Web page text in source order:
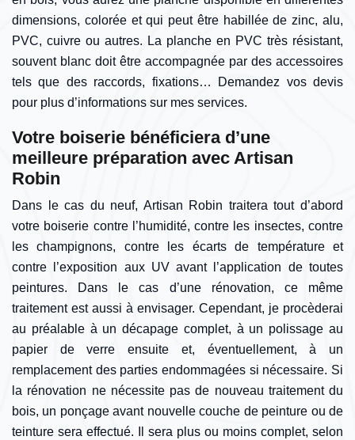
dimensions, colorée et qui peut être habillée de zinc, alu,
PVC, cuivre ou autres. La planche en PVC très résistant,
souvent blanc doit être accompagnée par des accessoires
tels que des raccords, fixations… Demandez vos devis
pour plus d’informations sur mes services.
Votre boiserie bénéficiera d’une
meilleure préparation avec Artisan
Robin
Dans le cas du neuf, Artisan Robin traitera tout d’abord
votre boiserie contre l’humidité, contre les insectes, contre
les champignons, contre les écarts de température et
contre l’exposition aux UV avant l’application de toutes
peintures. Dans le cas d’une rénovation, ce même
traitement est aussi à envisager. Cependant, je procèderai
au préalable à un décapage complet, à un polissage au
papier de verre ensuite et, éventuellement, à un
remplacement des parties endommagées si nécessaire. Si
la rénovation ne nécessite pas de nouveau traitement du
bois, un ponçage avant nouvelle couche de peinture ou de
teinture sera effectué. Il sera plus ou moins complet, selon